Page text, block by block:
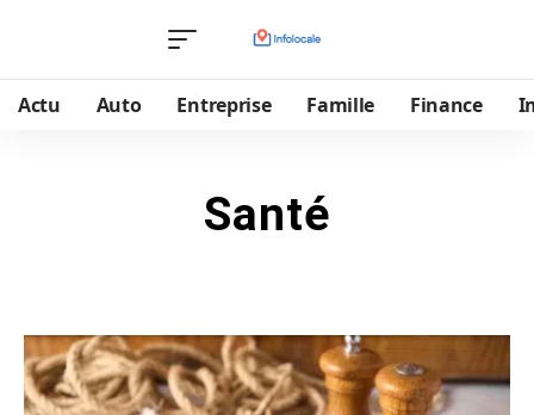
Actu Auto Entreprise Famille Finance
Santé